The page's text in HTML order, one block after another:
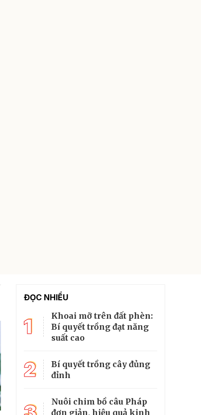
ĐỌC NHIỀU
1
Khoai mỡ trên đất phèn:
Bí quyết trồng đạt năng
suất cao
2
Bí quyết trồng cây đủng
đỉnh
Nuôi chim bồ câu Pháp
đơn giản, hiệu quả kinh